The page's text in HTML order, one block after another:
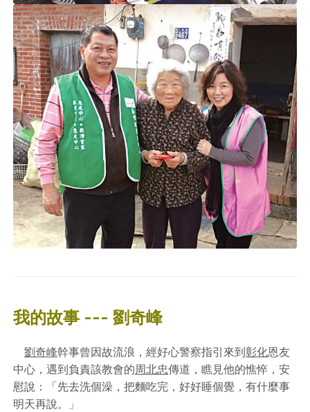
我的故事 --- 劉奇峰
劉奇峰幹事曾因故流浪，經好心警察指引來到彰化恩友
中心，遇到負責該教會的周北忠傳道，瞧見他的憔悴，安
慰說：「先去洗個澡，把麵吃完，好好睡個覺，有什麼事
明天再說。」